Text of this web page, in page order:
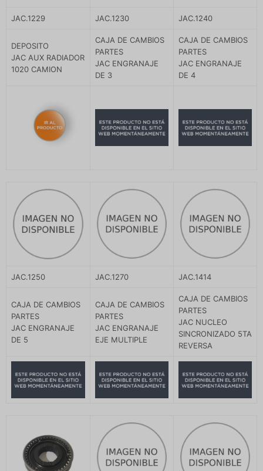
JAC.1229 JAC.1230 JAC.1240
DEPOSITO
JAC AUX RADIADOR
1020 CAMION
CAJA DE CAMBIOS
PARTES
JAC ENGRANAJE
DE 3
CAJA DE CAMBIOS
PARTES
JAC ENGRANAJE
DE 4
JAC.1250 JAC.1270 JAC.1414
CAJA DE CAMBIOS
PARTES
JAC ENGRANAJE
DE 5
CAJA DE CAMBIOS
PARTES
JAC ENGRANAJE
EJE MULTIPLE
CAJA DE CAMBIOS
PARTES
JAC NUCLEO
SINCRONIZADO 5TA
REVERSA